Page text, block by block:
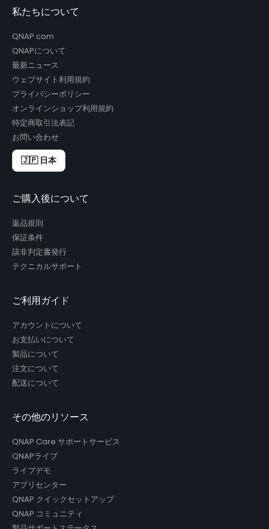
私たちについて
QNAP.com
QNAPについて
最新ニュース
ウェブサイト利用規約
プライバシーポリシー
オンラインショップ利用規約
特定商取引法表記
お問い合わせ
🇯🇵 日本
ご購入後について
返品規則
保証条件
該非判定書発行
テクニカルサポート
ご利用ガイド
アカウントについて
お支払いについて
製品について
注文について
配送について
その他のリソース
QNAP Care サポートサービス
QNAPライブ
ライブデモ
アプリセンター
QNAP クイックセットアップ
QNAP コミュニティ